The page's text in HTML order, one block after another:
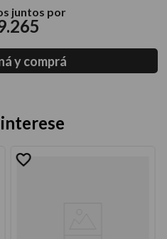
juntos por
.265
y comprá